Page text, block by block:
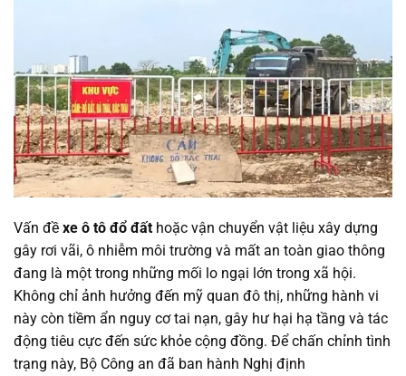
Vấn đề xe ô tô đổ đất hoặc vận chuyển vật liệu xây dựng
gây rơi vãi, ô nhiễm môi trường và mất an toàn giao thông
đang là một trong những mối lo ngại lớn trong xã hội.
Không chỉ ảnh hưởng đến mỹ quan đô thị, những hành vi
này còn tiềm ẩn nguy cơ tai nạn, gây hư hại hạ tầng và tác
động tiêu cực đến sức khỏe cộng đồng. Để chấn chỉnh tình
trạng này, Bộ Công an đã ban hành Nghị định